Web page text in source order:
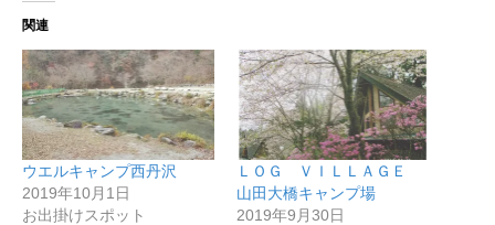
関連
ウエルキャンプ西丹沢
2019年10月1日
お出掛けスポット
ＬＯＧ ＶＩＬＬＡＧＥ
山田大橋キャンプ場
2019年9月30日